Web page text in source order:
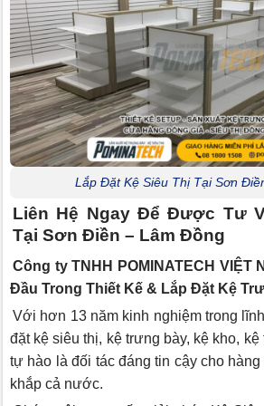
Lắp Đặt Kệ Siêu Thị Tại Sơn
Liên Hệ Ngay Để Được Tư
Tại Sơn Điền – Lâm Đồng
Công ty TNHH POMINATECH VIỆT
Đầu Trong Thiết Kế & Lắp Đặt Kệ
Với hơn 13 năm kinh nghiệm trong
đặt kệ siêu thị, kệ trưng bày, kệ kho,
tự hào là đối tác đáng tin cậy cho
khắp cả nước.